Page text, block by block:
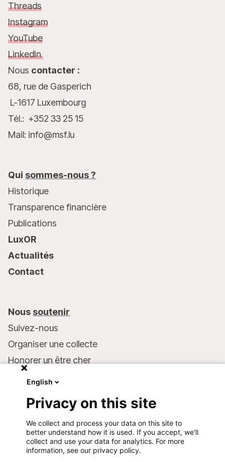
Threads
Instagram
YouTube
LinkedIn
Nous contacter :
68, rue de Gasperich
L-1617 Luxembourg
Tél.: +352 33 25 15
Mail: info@msf.lu
Qui sommes-nous ?
Historique
Transparence financière
Publications
LuxOR
Actualités
Contact
Nous soutenir
Suivez-nous
Organiser une collecte
Honorer un être cher
Faire un don
Coordonnées bancaires :
LU75 1111 0000 4848 0000
Comportement responsable
English
Privacy on this site
We collect and process your data on this site to
better understand how it is used. If you accept, we'll
collect and use your data for analytics. For more
information, see our privacy policy.